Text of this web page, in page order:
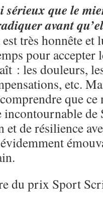
que le
avant
très honnête et
pour accepter
: les douleurs,
etc.
que ce
de
et de résilience
du prix Sport